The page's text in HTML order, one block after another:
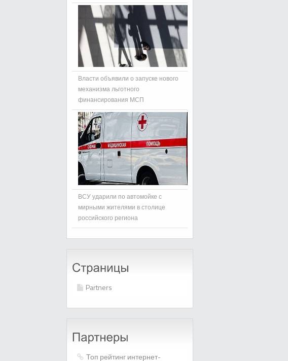
Власти объявили о запуске нового
механизма льготного
финансирования МСП
ВСУ ударили по автомойке с
мирными жителями в столице
российского региона
Partners
Топ рейтинг интернет-